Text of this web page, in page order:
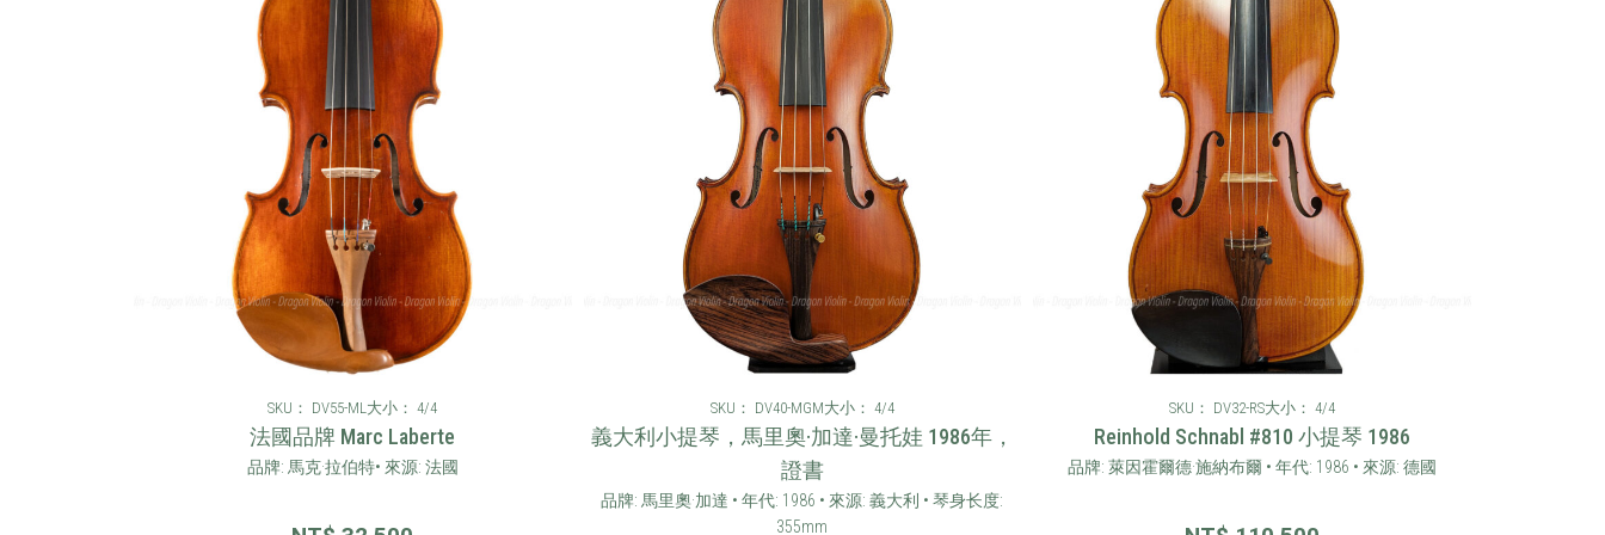
SKU： DV55-ML大小： 4/4
法國品牌 Marc Laberte
品牌: 馬克·拉伯特• 來源: 法國
SKU： DV40-MGM大小： 4/4
義大利小提琴，馬里奧·加達·曼托娃 1986年，
證書
品牌: 馬里奧·加達 • 年代: 1986 • 來源: 義大利 • 琴身长度:
355mm
SKU： DV32-RS大小： 4/4
Reinhold Schnabl #810 小提琴 1986
品牌: 萊因霍爾德·施納布爾 • 年代: 1986 • 來源: 德國